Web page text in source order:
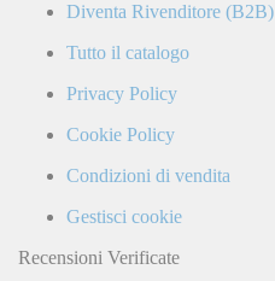
Diventa Rivenditore (B2B)
Tutto il catalogo
Privacy Policy
Cookie Policy
Condizioni di vendita
Gestisci cookie
Recensioni Verificate